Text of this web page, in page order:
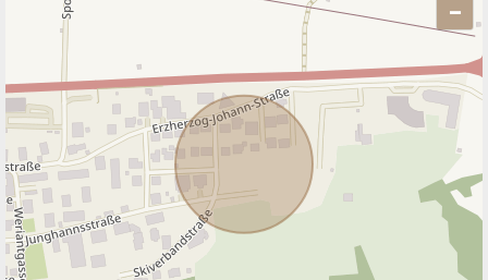
–
ANBIETER KONTAKTIEREN